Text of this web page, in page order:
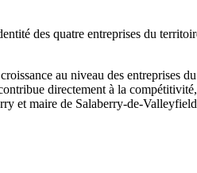
des quatre entreprises du
au niveau des entreprises
directement à la
et maire de Salaberry-de-